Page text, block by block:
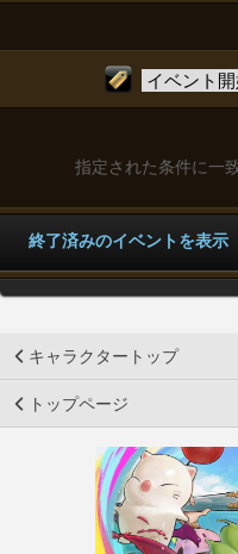
指定された条件に一
終了済みのイベントを表示
キャラクタートップ
トップページ